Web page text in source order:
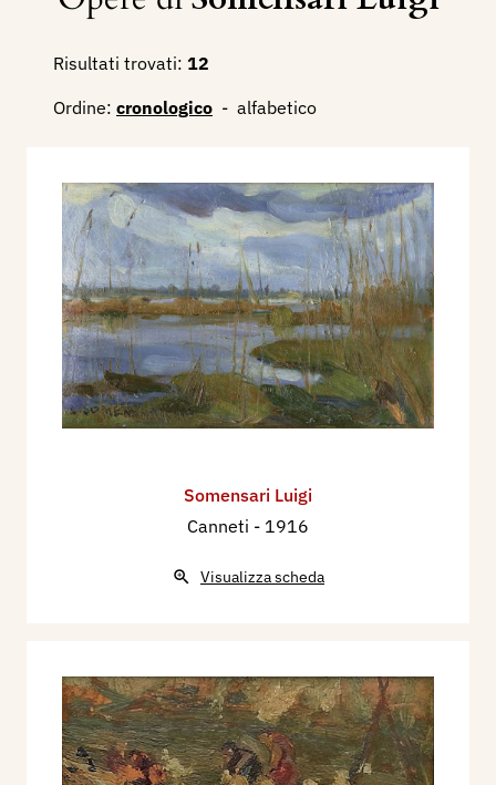
Risultati trovati: 12
Ordine: cronologico - alfabetico
Somensari Luigi
Canneti - 1916
Visualizza scheda